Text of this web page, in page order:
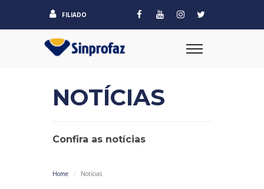
FILIADO
NOTÍCIAS
Confira as notícias
Home Notícias